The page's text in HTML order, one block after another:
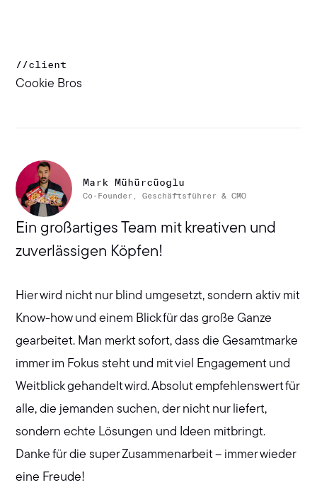
//client
Cookie Bros
Mark Mühürcüoglu
Co-Founder, Geschäftsführer & CMO
Ein großartiges Team mit kreativen und
zuverlässigen Köpfen!
Hier wird nicht nur blind umgesetzt, sondern aktiv mit
Know-how und einem Blick für das große Ganze
gearbeitet. Man merkt sofort, dass die Gesamtmarke
immer im Fokus steht und mit viel Engagement und
Weitblick gehandelt wird. Absolut empfehlenswert für
alle, die jemanden suchen, der nicht nur liefert,
sondern echte Lösungen und Ideen mitbringt.
Danke für die super Zusammenarbeit – immer wieder
eine Freude!